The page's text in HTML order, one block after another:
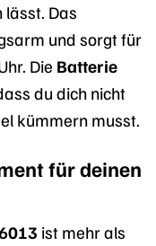
lässt. Das
und sorgt für
Die Batterie
du dich nicht
kümmern musst.
für deinen
ist mehr als